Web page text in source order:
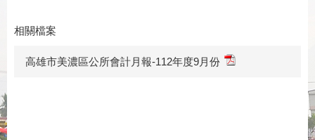
相關檔案
高雄市美濃區公所會計月報-112年度9月份